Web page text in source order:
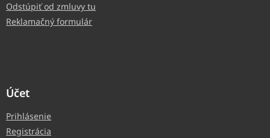
Odstúpiť od zmluvy tu
Reklamačný formulár
Účet
Prihlásenie
Registrácia